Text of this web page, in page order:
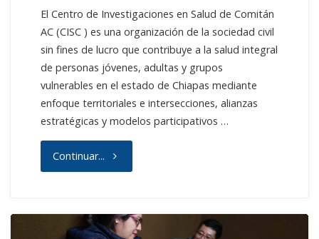
El Centro de Investigaciones en Salud de Comitán
AC (CISC ) es una organización de la sociedad civil
sin fines de lucro que contribuye a la salud integral
de personas jóvenes, adultas y grupos
vulnerables en el estado de Chiapas mediante
enfoque territoriales e intersecciones, alianzas
estratégicas y modelos participativos …
Continuar... "Licitación
atención